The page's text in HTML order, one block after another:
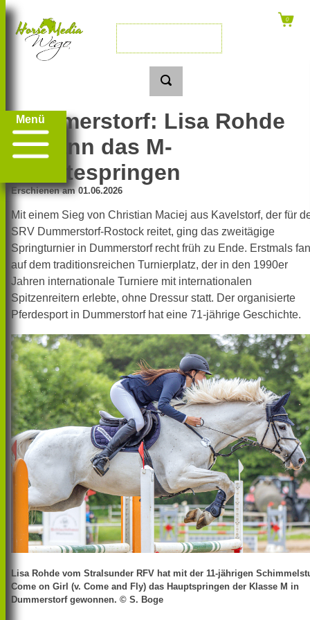
Dummerstorf: Lisa Rohde
gewann das M-
Punktespringen
Erschienen am 01.06.2026
Mit einem Sieg von Christian Maciej aus Kavelstorf, der für
SRV Dummerstorf-Rostock reitet, ging das zweitägige
Springturnier in Dummerstorf recht früh zu Ende. Erstmals
auf dem traditionsreichen Turnierplatz, der in den 1990er
Jahren internationale Turniere mit internationalen
Spitzenreitern erlebte, ohne Dressur statt. Der organisierte
Pferdesport in Dummerstorf hat eine 71-jährige Geschichte.
Lisa Rohde vom Stralsunder RFV hat mit der 11-jährigen
Come on Girl (v. Come and Fly) das Hauptspringen der Klasse M in
Dummerstorf gewonnen. © S. Boge
Menü